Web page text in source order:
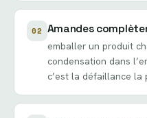
02 Amandes
emballer un produit
condensation dans
c’est la défaillance la